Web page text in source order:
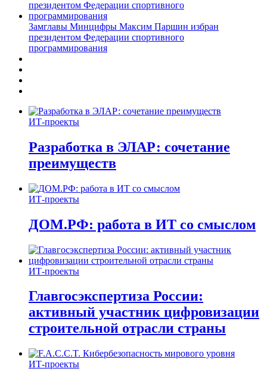
Замглавы Минцифры Максим Паршин избран
президентом Федерации спортивного
программирования
ИТ-проекты
Разработка в ЭЛАР: сочетание
преимуществ
ИТ-проекты
ДОМ.РФ: работа в ИТ со смыслом
ИТ-проекты
Главгосэкспертиза России:
активный участник цифровизации
строительной отрасли страны
ИТ-проекты